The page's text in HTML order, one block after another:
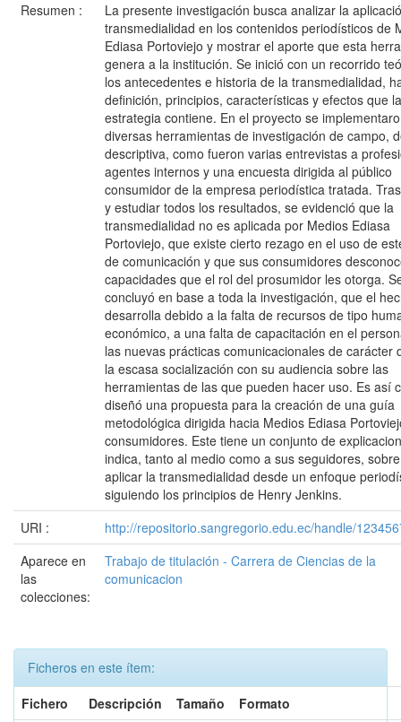
Resumen :
La presente investigación busca analizar la
transmedialidad en los contenidos periodísticos de
Ediasa Portoviejo y mostrar el aporte que esta
genera a la institución. Se inició con un recorrido
los antecedentes e historia de la transmedialidad,
definición, principios, características y efectos que la
estrategia contiene. En el proyecto se
diversas herramientas de investigación de campo,
descriptiva, como fueron varias entrevistas a
agentes internos y una encuesta dirigida al público
consumidor de la empresa periodística tratada.
y estudiar todos los resultados, se evidenció que la
transmedialidad no es aplicada por Medios Ediasa
Portoviejo, que existe cierto rezago en el uso de
de comunicación y que sus consumidores
capacidades que el rol del prosumidor les otorga.
concluyó en base a toda la investigación, que el
desarrolla debido a la falta de recursos de tipo
económico, a una falta de capacitación en el
las nuevas prácticas comunicacionales de carácter
la escasa socialización con su audiencia sobre las
herramientas de las que pueden hacer uso. Es así
diseñó una propuesta para la creación de una guía
metodológica dirigida hacia Medios Ediasa
consumidores. Este tiene un conjunto de
indica, tanto al medio como a sus seguidores,
aplicar la transmedialidad desde un enfoque
siguiendo los principios de Henry Jenkins.
URI :
http://repositorio.sangregorio.edu.ec/handle/
Aparece en
las
colecciones:
Trabajo de titulación - Carrera de Ciencias de la
comunicacion
Ficheros en este ítem:
Fichero
Descripción Tamaño
Formato